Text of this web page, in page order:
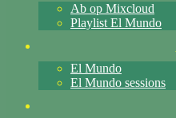
Ab op Mixcloud
Playlist El Mundo
El Mundo
El Mundo sessions